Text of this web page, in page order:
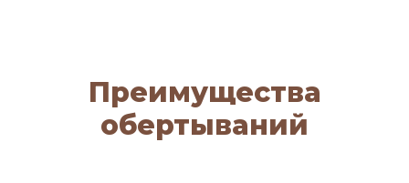
Преимущества
обертываний